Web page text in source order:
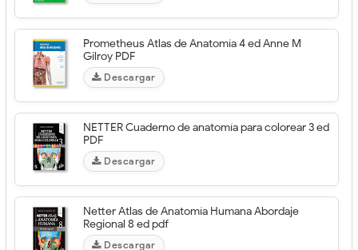
Prometheus Atlas de Anatomía 4 ed Anne M
Gilroy PDF
Descargar
NETTER Cuaderno de anatomía para colorear 3 ed
PDF
Descargar
Netter Atlas de Anatomía Humana Abordaje
Regional 8 ed pdf
Descargar